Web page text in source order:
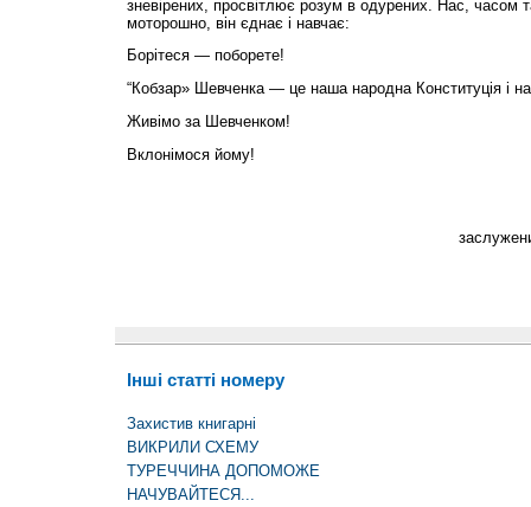
зневірених, просвітлює розум в одурених. Нас, часом
моторошно, він єднає і навчає:
Борітеся — поборете!
“Кобзар» Шевченка — це наша народна Конституція і
Живімо за Шевченком!
Вклонімося йому!
Інші статті номеру
Захистив книгарні
ВИКРИЛИ СХЕМУ
ТУРЕЧЧИНА ДОПОМОЖЕ
НАЧУВАЙТЕСЯ...